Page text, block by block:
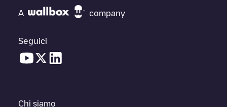
A company
Seguici
Chi siamo